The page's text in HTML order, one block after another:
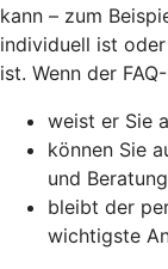
kann – zum
individuell ist
ist. Wenn der
weist er Sie
können Sie
und
bleibt der
wichtigste